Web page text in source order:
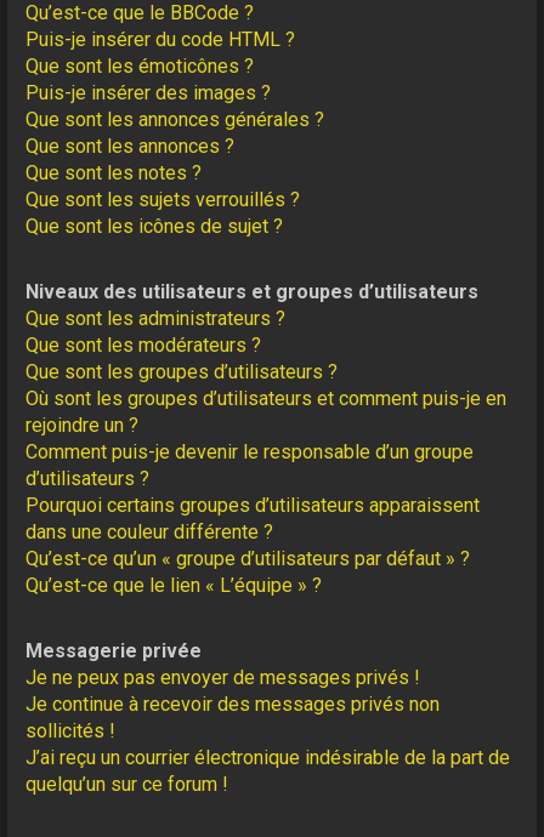
Qu’est-ce que le BBCode ?
Puis-je insérer du code HTML ?
Que sont les émoticônes ?
Puis-je insérer des images ?
Que sont les annonces générales ?
Que sont les annonces ?
Que sont les notes ?
Que sont les sujets verrouillés ?
Que sont les icônes de sujet ?
Niveaux des utilisateurs et groupes d’utilisateurs
Que sont les administrateurs ?
Que sont les modérateurs ?
Que sont les groupes d’utilisateurs ?
Où sont les groupes d’utilisateurs et comment puis-je en
rejoindre un ?
Comment puis-je devenir le responsable d’un groupe
d’utilisateurs ?
Pourquoi certains groupes d’utilisateurs apparaissent
dans une couleur différente ?
Qu’est-ce qu’un « groupe d’utilisateurs par défaut » ?
Qu’est-ce que le lien « L’équipe » ?
Messagerie privée
Je ne peux pas envoyer de messages privés !
Je continue à recevoir des messages privés non
sollicités !
J’ai reçu un courrier électronique indésirable de la part de
quelqu’un sur ce forum !